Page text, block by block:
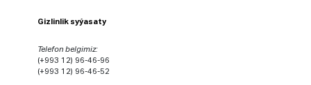
Gizlinlik syýasaty
Telefon belgimiz:
(+993 12) 96-46-96
(+993 12) 96-46-52